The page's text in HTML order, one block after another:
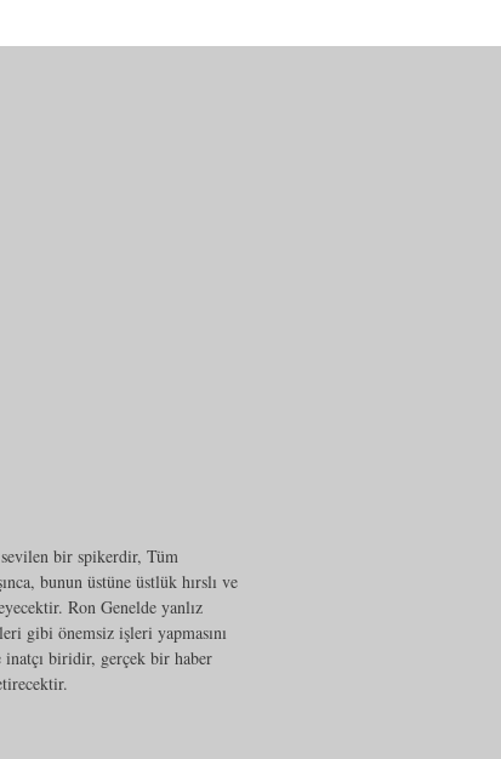
bir spikerdir, Tüm
bunun üstüne üstlük hırslı ve
Ron Genelde yanlız
gibi önemsiz işleri yapmasını
inatçı biridir, gerçek bir haber